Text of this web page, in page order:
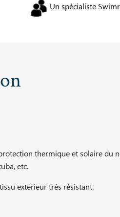
Un spécialiste
thermique et solaire du
etc.
extérieur très résistant.